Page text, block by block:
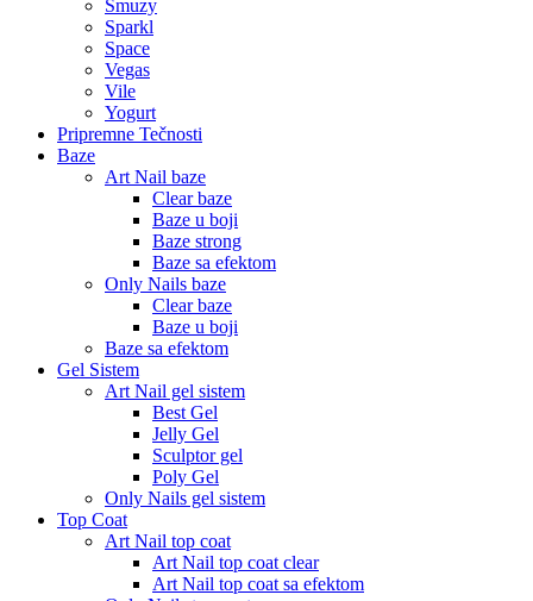
Smuzy
Sparkl
Space
Vegas
Vile
Yogurt
Pripremne Tečnosti
Baze
Art Nail baze
Clear baze
Baze u boji
Baze strong
Baze sa efektom
Only Nails baze
Clear baze
Baze u boji
Baze sa efektom
Gel Sistem
Art Nail gel sistem
Best Gel
Jelly Gel
Sculptor gel
Poly Gel
Only Nails gel sistem
Top Coat
Art Nail top coat
Art Nail top coat clear
Art Nail top coat sa efektom